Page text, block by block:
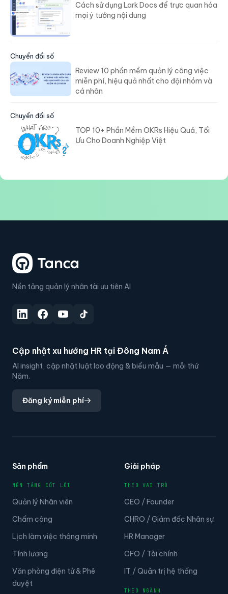
Cách sử dụng Lark Docs để trực quan hóa
mọi ý tưởng nội dung
Chuyển đổi số
Review 10 phần mềm quản lý công việc
miễn phí, hiệu quả nhất cho đội nhóm và
cá nhân
Chuyển đổi số
TOP 10+ Phần Mềm OKRs Hiệu Quả, Tối
Ưu Cho Doanh Nghiệp Việt
Nền tảng quản lý nhân tài ưu tiên AI
Cập nhật xu hướng HR tại Đông Nam Á
AI insight, cập nhật luật lao động & biểu mẫu — mỗi thứ
Năm.
Đăng ký miễn phí
Sản phẩm
NỀN TẢNG CỐT LÕI
Quản lý Nhân viên
Chấm công
Lịch làm việc thông minh
Tính lương
Văn phòng điện tử & Phê
duyệt
Giải pháp
THEO VAI TRÒ
CEO / Founder
CHRO / Giám đốc Nhân sự
HR Manager
CFO / Tài chính
IT / Quản trị hệ thống
THEO NGÀNH